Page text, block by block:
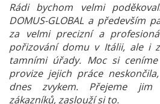
Rádi bychom velmi
DOMUS-GLOBAL a především
za velmi precizní a
pořizování domu v Itálii, ale i
tamními úřady. Moc si
provize jejich práce
dnes zvykem. Přejeme jim
zákazníků, zaslouží si to.